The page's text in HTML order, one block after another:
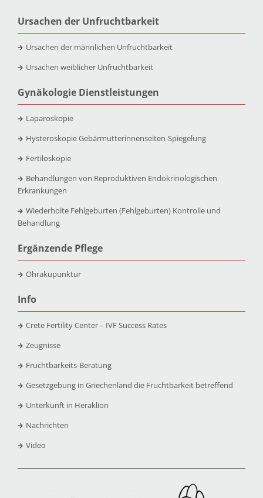
Ursachen der Unfruchtbarkeit
Ursachen der männlichen Unfruchtbarkeit
Ursachen weiblicher Unfruchtbarkeit
Gynäkologie Dienstleistungen
Laparoskopie
Hysteroskopie Gebärmutterinnenseiten-Spiegelung
Fertiloskopie
Behandlungen von Reproduktiven Endokrinologischen
Erkrankungen
Wiederholte Fehlgeburten (Fehlgeburten) Kontrolle und
Behandlung
Ergänzende Pflege
Ohrakupunktur
Info
Crete Fertility Center – IVF Success Rates
Zeugnisse
Fruchtbarkeits-Beratung
Gesetzgebung in Griechenland die Fruchtbarkeit betreffend
Unterkunft in Heraklion
Nachrichten
Video